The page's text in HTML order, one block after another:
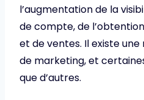
l’augmentation de la
de compte, de
et de ventes. Il existe
de marketing, et
que d’autres.